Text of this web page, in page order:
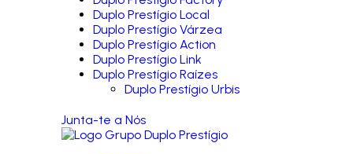
Duplo Prestígio Local
Duplo Prestígio Várzea
Duplo Prestígio Action
Duplo Prestígio Link
Duplo Prestígio Raízes
Duplo Prestígio Urbis
Junta-te a Nós